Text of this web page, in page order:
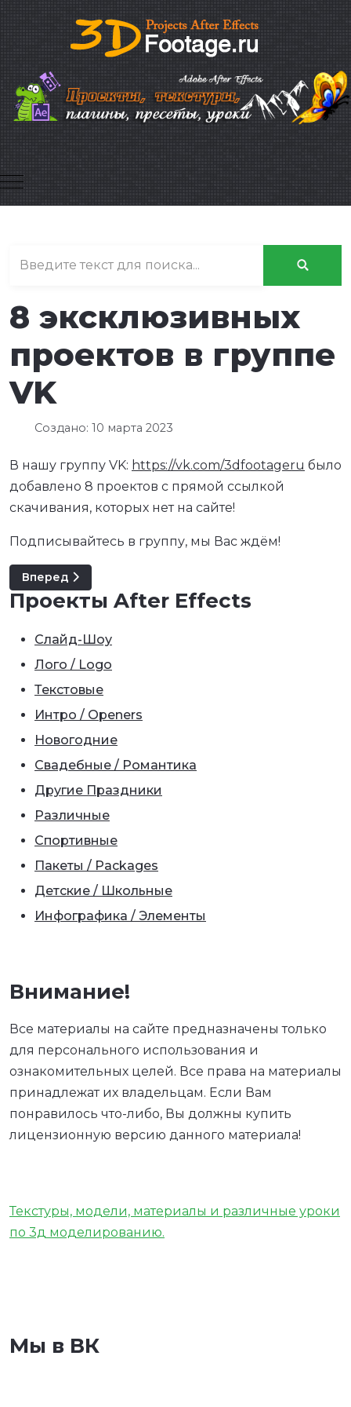
Mobile Menu Toggle
8 эксклюзивных
проектов в группе
VK
Создано: 10 марта 2023
В нашу группу VK: https://vk.com/3dfootageru было
добавлено 8 проектов с прямой ссылкой
скачивания, которых нет на сайте!
Подписывайтесь в группу, мы Вас ждём!
Следующий: 10 лет вместе с Вами!
Вперед
Проекты After Effects
Слайд-Шоу
Лого / Logo
Текстовые
Интро / Openers
Новогодние
Свадебные / Романтика
Другие Праздники
Различные
Спортивные
Пакеты / Packages
Детские / Школьные
Инфографика / Элементы
Внимание!
Все материалы на сайте предназначены только
для персонального использования и
ознакомительных целей. Все права на материалы
принадлежат их владельцам. Если Вам
понравилось что-либо, Вы должны купить
лицензионную версию данного материала!
Текстуры, модели, материалы и различные уроки
по 3д моделированию.
Мы в ВК